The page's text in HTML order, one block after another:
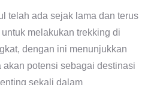
telah ada sejak lama dan terus
melakukan trekking di
dengan ini menunjukkan
akan potensi sebagai destinasi
sekali dalam